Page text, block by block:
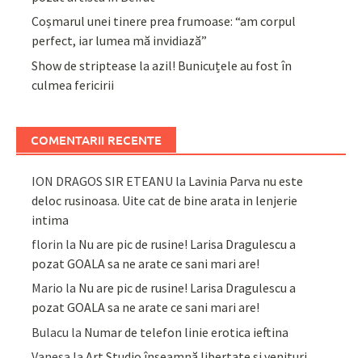
Coșmarul unei tinere prea frumoase: “am corpul
perfect, iar lumea mă invidiază”
Show de striptease la azil! Bunicuțele au fost în
culmea fericirii
COMENTARII RECENTE
ION DRAGOS SIR ETEANU la Lavinia Parva nu este
deloc rusinoasa. Uite cat de bine arata in lenjerie
intima
florin la Nu are pic de rusine! Larisa Dragulescu a
pozat GOALA sa ne arate ce sani mari are!
Mario la Nu are pic de rusine! Larisa Dragulescu a
pozat GOALA sa ne arate ce sani mari are!
Bulacu la Numar de telefon linie erotica ieftina